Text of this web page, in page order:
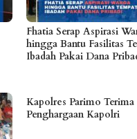
Fhatia Serap Aspirasi
hingga Bantu Fasilitas
Ibadah Pakai Dana
Kapolres Parimo Terima
Penghargaan Kapolri